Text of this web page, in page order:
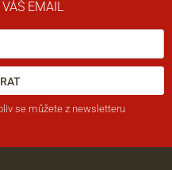
EMAIL
se můžete z newsletteru